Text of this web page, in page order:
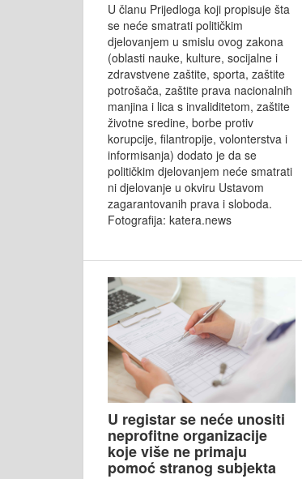
U članu Prijedloga koji propisuje šta
se neće smatrati političkim
djelovanjem u smislu ovog zakona
(oblasti nauke, kulture, socijalne i
zdravstvene zaštite, sporta, zaštite
potrošača, zaštite prava nacionalnih
manjina i lica s invaliditetom, zaštite
životne sredine, borbe protiv
korupcije, filantropije, volonterstva i
informisanja) dodato je da se
političkim djelovanjem neće smatrati
ni djelovanje u okviru Ustavom
zagarantovanih prava i sloboda.
Fotografija: katera.news
U registar se neće unositi
neprofitne organizacije
koje više ne primaju
pomoć stranog subjekta